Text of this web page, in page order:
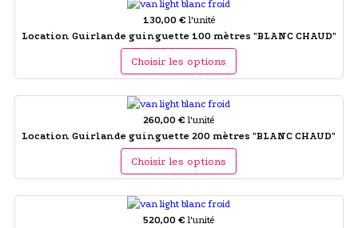
130,00 € l'unité
Location Guirlande guinguette 100 mètres "BLANC CHAUD"
Choisir les options
260,00 € l'unité
Location Guirlande guinguette 200 mètres "BLANC CHAUD"
Choisir les options
520,00 € l'unité